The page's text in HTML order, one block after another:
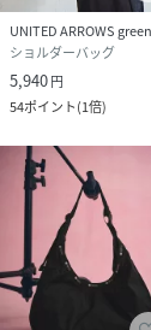
ショルダーバッグ
5,940円
54ポイント(1倍)